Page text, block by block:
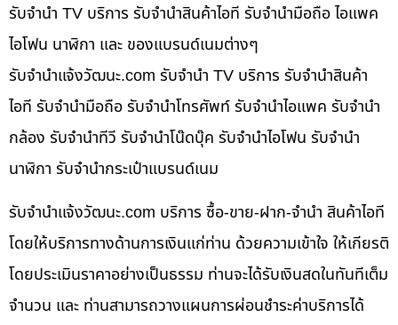
รับจำนำ TV บริการ รับจำนำสินค้าไอที รับจำนำมือถือ ไอแพค
ไอโฟน นาฬิกา และ ของแบรนด์เนมต่างๆ
รับจํานําแจ้งวัฒนะ.com รับจำนำ TV บริการ รับจำนำสินค้า
ไอที รับจำนำมือถือ รับจำนำโทรศัพท์ รับจำนำไอแพค รับจำนำ
กล้อง รับจำนำทีวี รับจำนำโน๊ดบุ๊ค รับจำนำไอโฟน รับจำนำ
นาฬิกา รับจำนำกระเป๋าแบรนด์เนม
รับจํานําแจ้งวัฒนะ.com บริการ ซื้อ-ขาย-ฝาก-จำนำ สินค้าไอที
โดยให้บริการทางด้านการเงินแก่ท่าน ด้วยความเข้าใจ ให้เกียรติ
โดยประเมินราคาอย่างเป็นธรรม ท่านจะได้รับเงินสดในทันทีเต็ม
จำนวน และ ท่านสามารถวางแผนการผ่อนชำระค่าบริการได้